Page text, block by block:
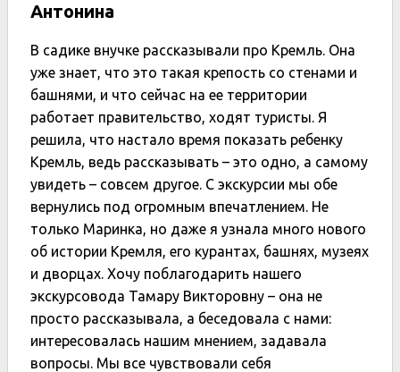
Антонина
В садике внучке рассказывали про Кремль. Она
уже знает, что это такая крепость со стенами и
башнями, и что сейчас на ее территории
работает правительство, ходят туристы. Я
решила, что настало время показать ребенку
Кремль, ведь рассказывать – это одно, а самому
увидеть – совсем другое. С экскурсии мы обе
вернулись под огромным впечатлением. Не
только Маринка, но даже я узнала много нового
об истории Кремля, его курантах, башнях, музеях
и дворцах. Хочу поблагодарить нашего
экскурсовода Тамару Викторовну – она не
просто рассказывала, а беседовала с нами:
интересовалась нашим мнением, задавала
вопросы. Мы все чувствовали себя